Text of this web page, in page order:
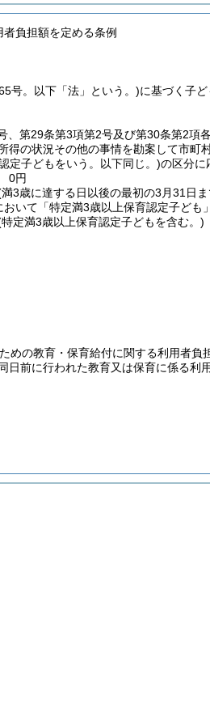
負担額を定める条例
号。以下「法」という。)に基づく子
、第29条第3項第2号及び第30条第2項
の状況その他の事情を勘案して市町
定子どもをいう。以下同じ。)の区分に
0円
3歳に達する日以後の最初の3月31日
おいて「特定満3歳以上保育認定子ども
定満3歳以上保育認定子どもを含む。)
めの教育・保育給付に関する利用者
前に行われた教育又は保育に係る利